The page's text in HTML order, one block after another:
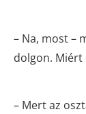
– Na, most –
dolgon. Miért
– Mert az